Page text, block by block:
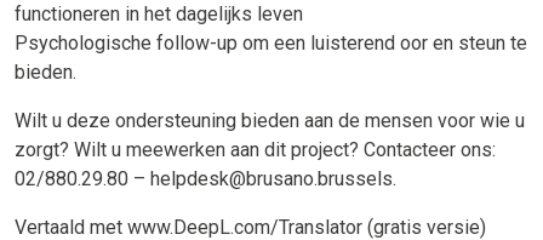
functioneren in het dagelijks leven
Psychologische follow-up om een luisterend oor en steun te
bieden.
Wilt u deze ondersteuning bieden aan de mensen voor wie u
zorgt? Wilt u meewerken aan dit project? Contacteer ons:
02/880.29.80 – helpdesk@brusano.brussels.
Vertaald met www.DeepL.com/Translator (gratis versie)